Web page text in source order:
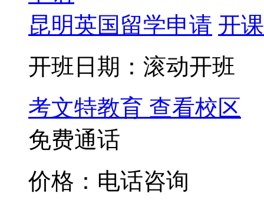
昆明英国留学申请 开
开班日期：滚动开班
考文特教育 查看校区
免费通话
价格：电话咨询